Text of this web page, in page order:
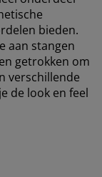
bieden.
aan stangen
getrokken om
verschillende
de look en feel